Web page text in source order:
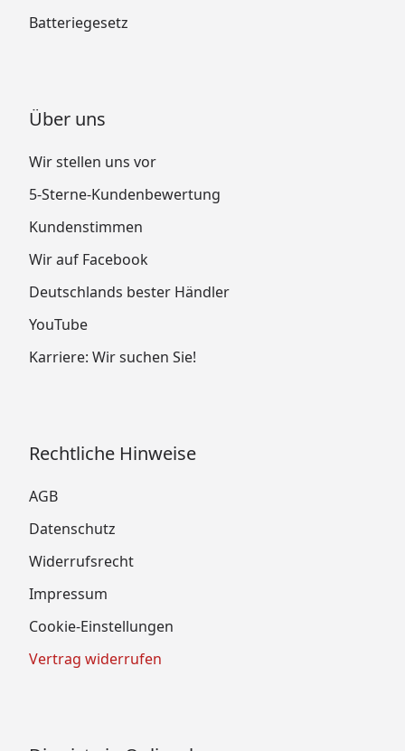
Batteriegesetz
Über uns
Wir stellen uns vor
5-Sterne-Kundenbewertung
Kundenstimmen
Wir auf Facebook
Deutschlands bester Händler
YouTube
Karriere: Wir suchen Sie!
Rechtliche Hinweise
AGB
Datenschutz
Widerrufsrecht
Impressum
Cookie-Einstellungen
Vertrag widerrufen